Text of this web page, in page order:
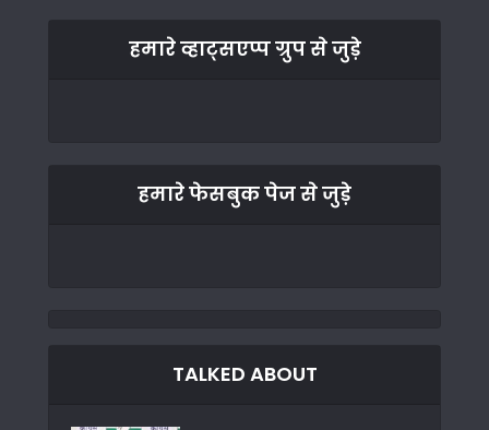
हमारे व्हाट्सएप्प ग्रुप से जुड़े
हमारे फेसबुक पेज से जुड़े
TALKED ABOUT